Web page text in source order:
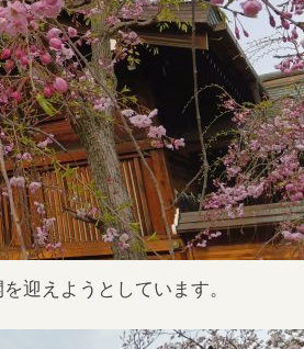
迎えようとしています。